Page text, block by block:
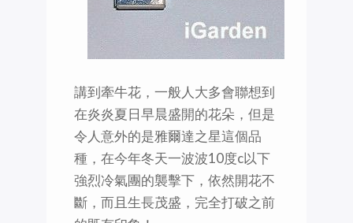
講到牽牛花，一般人大多會聯想到
在炎炎夏日早晨盛開的花朵，但是
令人意外的是雅爾達之星這個品
種，在今年冬天一波波10度c以下
強烈冷氣團的襲擊下，依然開花不
斷，而且生長茂盛，完全打破之前